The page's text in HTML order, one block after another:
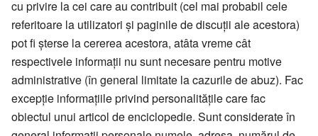
cu privire la cei care au contribuit (cel mai probabil cele
referitoare la utilizatori și paginile de discuții ale acestora)
pot fi șterse la cererea acestora, atâta vreme cât
respectivele informații nu sunt necesare pentru motive
administrative (în general limitate la cazurile de abuz). Fac
excepție informațiile privind personalitățile care fac
obiectul unui articol de enciclopedie. Sunt considerate în